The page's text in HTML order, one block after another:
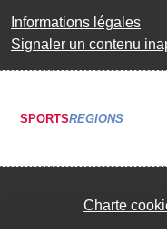
Informations légales
Signaler un contenu
SPORTSREGIONS
Charte